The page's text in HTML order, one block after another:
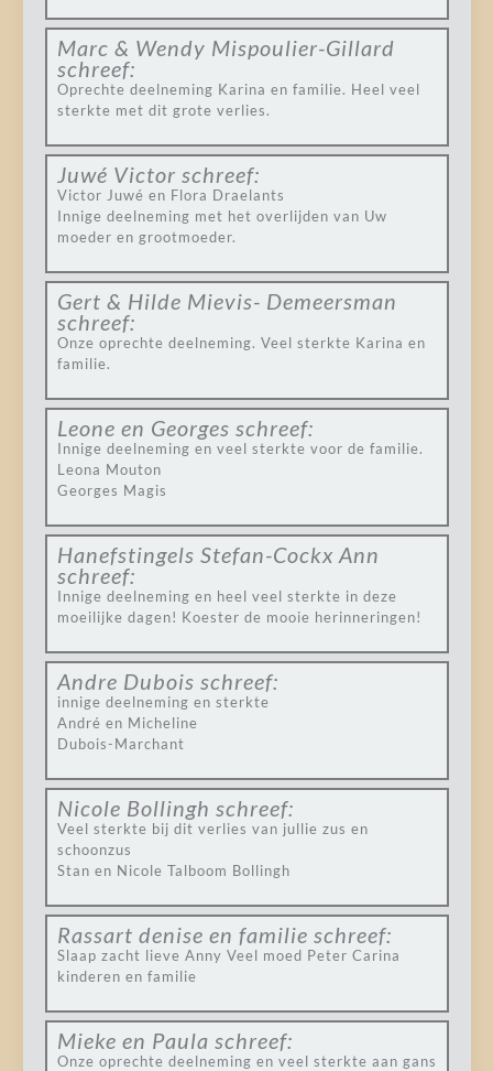
Marc & Wendy Mispoulier-Gillard
schreef:
Oprechte deelneming Karina en familie. Heel veel
sterkte met dit grote verlies.
Juwé Victor schreef:
Victor Juwé en Flora Draelants
Innige deelneming met het overlijden van Uw
moeder en grootmoeder.
Gert & Hilde Mievis- Demeersman
schreef:
Onze oprechte deelneming. Veel sterkte Karina en
familie.
Leone en Georges schreef:
Innige deelneming en veel sterkte voor de familie.
Leona Mouton
Georges Magis
Hanefstingels Stefan-Cockx Ann
schreef:
Innige deelneming en heel veel sterkte in deze
moeilijke dagen! Koester de mooie herinneringen!
Andre Dubois schreef:
innige deelneming en sterkte
André en Micheline
Dubois-Marchant
Nicole Bollingh schreef:
Veel sterkte bij dit verlies van jullie zus en
schoonzus
Stan en Nicole Talboom Bollingh
Rassart denise en familie schreef:
Slaap zacht lieve Anny Veel moed Peter Carina
kinderen en familie
Mieke en Paula schreef:
Onze oprechte deelneming en veel sterkte aan gans